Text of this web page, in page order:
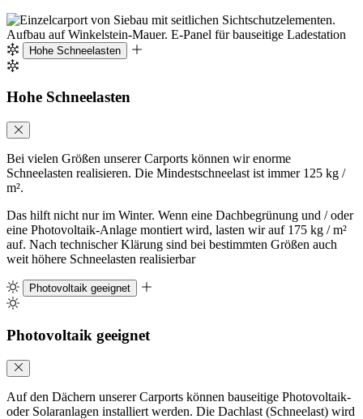
Hohe Schneelasten
Hohe Schneelasten
Bei vielen Größen unserer Carports können wir enorme
Schneelasten realisieren. Die Mindestschneelast ist immer 125 kg /
m².
Das hilft nicht nur im Winter. Wenn eine Dachbegrünung und / oder
eine Photovoltaik-Anlage montiert wird, lasten wir auf 175 kg / m²
auf. Nach technischer Klärung sind bei bestimmten Größen auch
weit höhere Schneelasten realisierbar
Photovoltaik geeignet
Photovoltaik geeignet
Auf den Dächern unserer Carports können bauseitige Photovoltaik-
oder Solaranlagen installiert werden. Die Dachlast (Schneelast) wird